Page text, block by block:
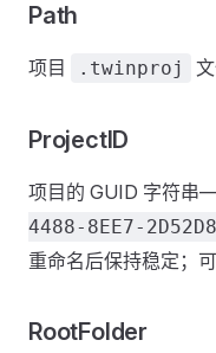
Path
项目 .twinproj
ProjectID
项目的 GUID 字符
4488-8EE7-
重命名后保持稳定；
RootFolder